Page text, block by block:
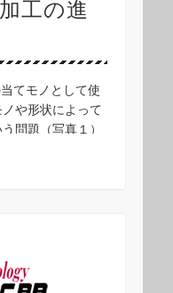
工の進
てモノとして使
や形状によって
問題（写真１）